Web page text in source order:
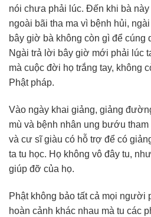
nói chưa phải lúc. Đến khi bà
ngoài bãi tha ma vì bệnh hủi,
bây giờ bà không còn gì để
Ngài trả lời bây giờ mới phải lúc
mà cuộc đời họ trắng tay, không
Phật pháp.
Vào ngày khai giảng, giảng
mù và bệnh nhân ung bướu
và cư sĩ giàu có hỗ trợ để có
ta tu học. Họ không vô đây tu,
giúp đỡ của họ.
Phật không bảo tất cả mọi người
hoàn cảnh khác nhau mà tu các